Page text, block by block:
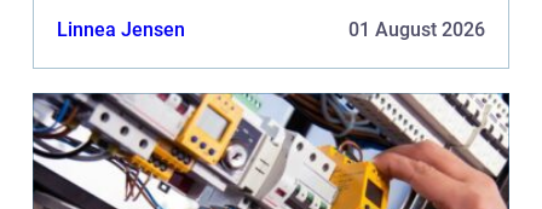
Linnea Jensen 01 August 2026